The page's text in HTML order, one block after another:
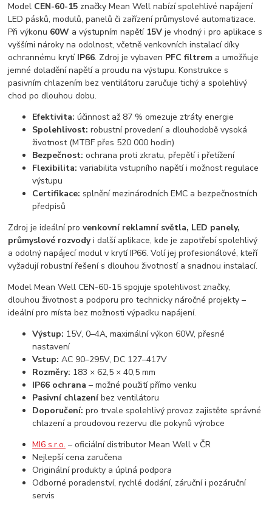
Model CEN-60-15 značky Mean Well nabízí spolehlivé napájení
LED pásků, modulů, panelů či zařízení průmyslové automatizace.
Při výkonu 60W a výstupním napětí 15V je vhodný i pro aplikace s
vyššími nároky na odolnost, včetně venkovních instalací díky
ochrannému krytí IP66. Zdroj je vybaven PFC filtrem a umožňuje
jemné doladění napětí a proudu na výstupu. Konstrukce s
pasivním chlazením bez ventilátoru zaručuje tichý a spolehlivý
chod po dlouhou dobu.
Efektivita: účinnost až 87 % omezuje ztráty energie
Spolehlivost: robustní provedení a dlouhodobě vysoká
životnost (MTBF přes 520 000 hodin)
Bezpečnost: ochrana proti zkratu, přepětí i přetížení
Flexibilita: variabilita vstupního napětí i možnost regulace
výstupu
Certifikace: splnění mezinárodních EMC a bezpečnostních
předpisů
Zdroj je ideální provenkovní reklamní světla, LED panely,
průmyslové rozvodyi další aplikace, kde je zapotřebí spolehlivý
a odolný napájecí modul v krytí IP66. Volí jej profesionálové, kteří
vyžadují robustní řešení s dlouhou životností a snadnou instalací.
Model Mean Well CEN-60-15 spojuje spolehlivost značky,
dlouhou životnost a podporu pro technicky náročné projekty –
ideální pro místa bez možnosti výpadku napájení.
Výstup: 15V, 0–4A, maximální výkon 60W, přesné
nastavení
Vstup: AC 90–295V, DC 127–417V
Rozměry: 183 × 62,5 × 40,5 mm
IP66 ochrana – možné použití přímo venku
Pasivní chlazeníbez ventilátoru
Doporučení: pro trvale spolehlivý provoz zajistěte správné
chlazení a proudovou rezervu dle pokynů výrobce
MI6 s.r.o. – oficiální distributor Mean Well v ČR
Nejlepší cena zaručena
Originální produkty a úplná podpora
Odborné poradenství, rychlé dodání, záruční i pozáruční
servis